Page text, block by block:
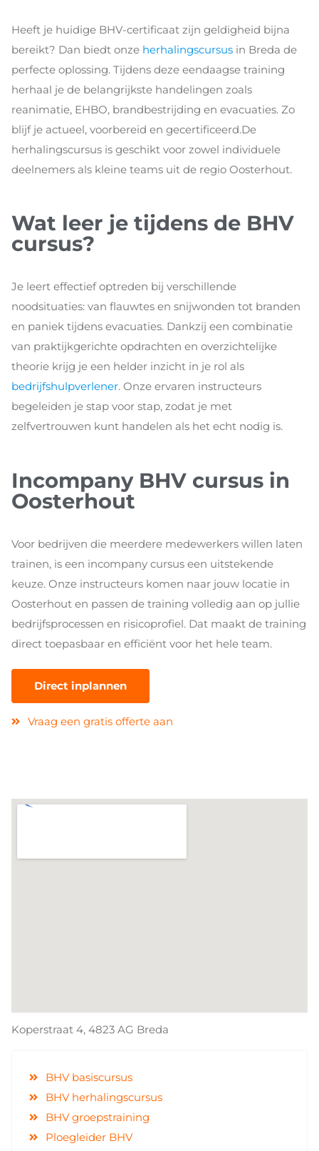
Heeft je huidige BHV-certificaat zijn geldigheid bijna
bereikt? Dan biedt onze herhalingscursus in Breda de
perfecte oplossing. Tijdens deze eendaagse training
herhaal je de belangrijkste handelingen zoals
reanimatie, EHBO, brandbestrijding en evacuaties. Zo
blijf je actueel, voorbereid en gecertificeerd.De
herhalingscursus is geschikt voor zowel individuele
deelnemers als kleine teams uit de regio Oosterhout.
Wat leer je tijdens de BHV
cursus?
Je leert effectief optreden bij verschillende
noodsituaties: van flauwtes en snijwonden tot branden
en paniek tijdens evacuaties. Dankzij een combinatie
van praktijkgerichte opdrachten en overzichtelijke
theorie krijg je een helder inzicht in je rol als
bedrijfshulpverlener. Onze ervaren instructeurs
begeleiden je stap voor stap, zodat je met
zelfvertrouwen kunt handelen als het echt nodig is.
Incompany BHV cursus in
Oosterhout
Voor bedrijven die meerdere medewerkers willen laten
trainen, is een incompany cursus een uitstekende
keuze. Onze instructeurs komen naar jouw locatie in
Oosterhout en passen de training volledig aan op jullie
bedrijfsprocessen en risicoprofiel. Dat maakt de training
direct toepasbaar en efficiënt voor het hele team.
Direct inplannen
Vraag een gratis offerte aan
Koperstraat 4, 4823 AG Breda
BHV basiscursus
BHV herhalingscursus
BHV groepstraining
Ploegleider BHV